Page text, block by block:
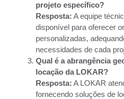
projeto específico?
Resposta: A equipe
disponível para oferecer
personalizadas,
necessidades de cada
Qual é a abrangência
locação da LOKAR?
Resposta: A LOKAR
fornecendo soluções de